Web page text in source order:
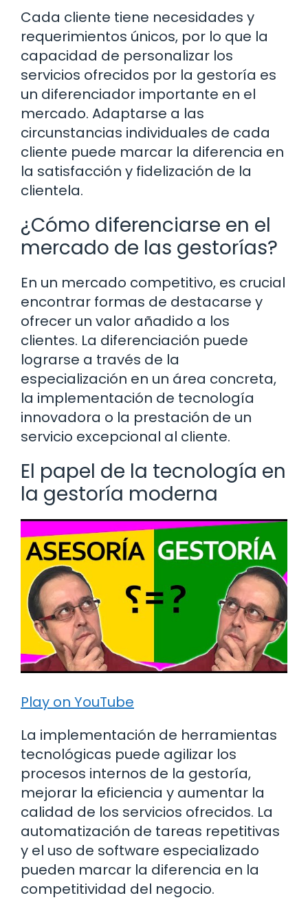
Cada cliente tiene necesidades y
requerimientos únicos, por lo que la
capacidad de personalizar los
servicios ofrecidos por la gestoría es
un diferenciador importante en el
mercado. Adaptarse a las
circunstancias individuales de cada
cliente puede marcar la diferencia en
la satisfacción y fidelización de la
clientela.
¿Cómo diferenciarse en el
mercado de las gestorías?
En un mercado competitivo, es crucial
encontrar formas de destacarse y
ofrecer un valor añadido a los
clientes. La diferenciación puede
lograrse a través de la
especialización en un área concreta,
la implementación de tecnología
innovadora o la prestación de un
servicio excepcional al cliente.
El papel de la tecnología en
la gestoría moderna
Play on YouTube
La implementación de herramientas
tecnológicas puede agilizar los
procesos internos de la gestoría,
mejorar la eficiencia y aumentar la
calidad de los servicios ofrecidos. La
automatización de tareas repetitivas
y el uso de software especializado
pueden marcar la diferencia en la
competitividad del negocio.